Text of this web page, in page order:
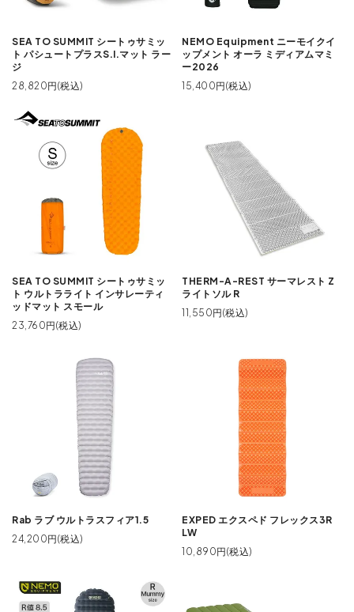
SEA TO SUMMIT シートゥサミッ
ト パシュートプラスS.I.マット ラー
ジ
28,820円(税込)
NEMO Equipment ニーモイクイ
ップメント オーラ ミディアムマミ
ー2026
15,400円(税込)
SEA TO SUMMIT シートゥサミッ
ト ウルトラライト インサレーティ
ッドマット スモール
23,760円(税込)
THERM-A-REST サーマレスト Z
ライトソル R
11,550円(税込)
Rab ラブ ウルトラスフィア1.5
24,200円(税込)
EXPED エクスペド フレックス3R
LW
10,890円(税込)